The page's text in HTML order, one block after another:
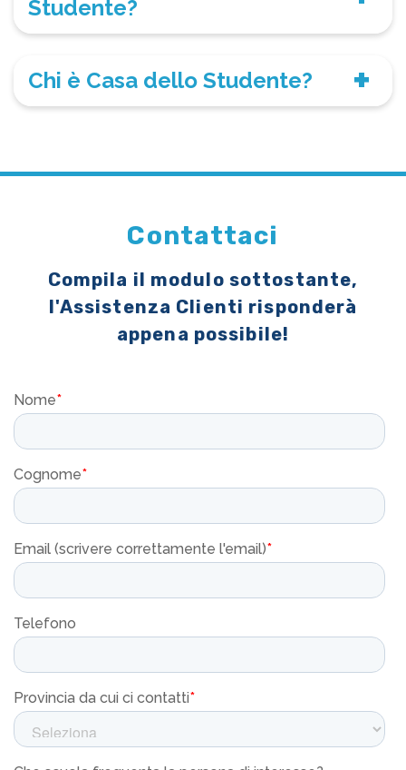
Studente?
Chi è Casa dello Studente?
Contattaci
Compila il modulo sottostante,
l'Assistenza Clienti risponderà
appena possibile!